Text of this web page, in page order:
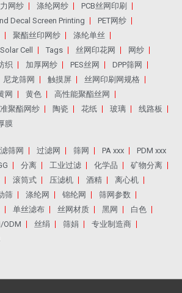
网纱 涤纶网纱
PCB丝网印刷
Decal Screen Printing
PET网纱
聚酯丝印网纱
涤纶单丝
Solar Cell Tags 丝网印花网
网纱
织 加厚网纱 PES丝网
DPP筛网
尼龙筛网 触摸屏
丝网印刷网规格
网 黄色
高性能聚酯丝网
聚酯网纱 陶瓷 花纸 玻璃
线路板
膜
筛网 过滤网 筛网 PA xxx
PDM xxx
分离 工业过滤 化学品
矿物分离
滚筒式 压滤机 酒精
离心机
筛 涤纶网 锦纶网
筛网参数
单丝滤布 丝网材质 黑网
白色
ODM 丝绢 筛娟
专业制造商